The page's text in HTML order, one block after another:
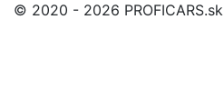
© 2020 - 2026 PROFICARS.sk